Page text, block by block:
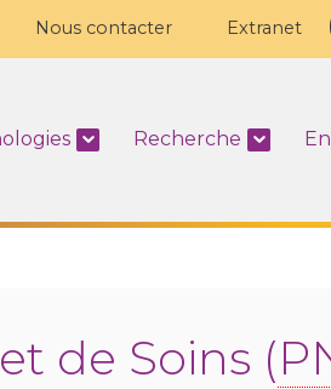
Nous contacter Extranet
Recherche
de Soins (